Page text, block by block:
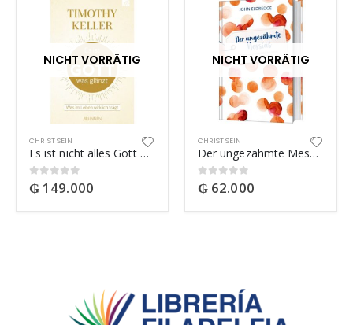
NICHT VORRÄTIG
CHRIST SEIN
Es ist nicht alles Gott was glänzt
0out of 5
₲ 149.000
NICHT VORRÄTIG
CHRIST SEIN
Der ungezähmte Messias
0out of 5
₲ 62.000